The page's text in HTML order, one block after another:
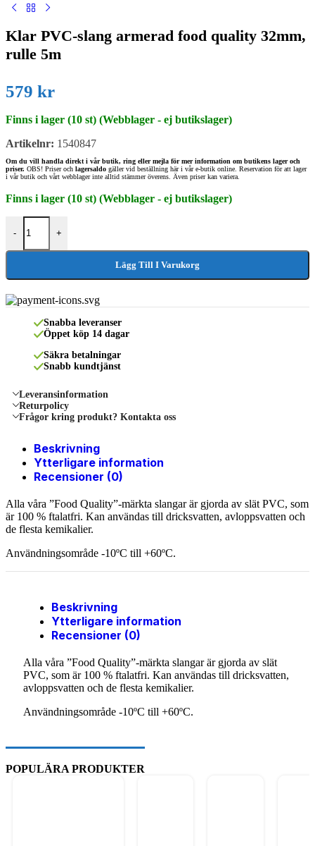
Klar PVC-slang armerad food quality 32mm,
rulle 5m
579 kr
Finns i lager (10 st) (Webblager - ej butikslager)
Artikelnr: 1540847
Om du vill handla direkt i vår butik, ring eller mejla för mer information om butikens lager och
priser. OBS! Priser och lagersaldo gäller vid beställning här i vår e-butik online. Reservation för att lager
i vår butik och vårt webblager inte alltid stämmer överens. Även priser kan variera.
Finns i lager (10 st) (Webblager - ej butikslager)
-
Klar PVC-slang armerad food quality 32mm, rulle 5m mängd
+
Lägg Till I Varukorg
Snabba leveranser
Öppet köp 14 dagar
Säkra betalningar
Snabb kundtjänst
Leveransinformation
Returpolicy
Frågor kring produkt? Kontakta oss
Beskrivning
Ytterligare information
Recensioner (0)
Alla våra ”Food Quality”-märkta slangar är gjorda av slät PVC, som
är 100 % ftalatfri. Kan användas till dricksvatten, avloppsvatten och
de flesta kemikalier.
Användningsområde -10ºC till +60ºC.
Beskrivning
Ytterligare information
Recensioner (0)
Alla våra ”Food Quality”-märkta slangar är gjorda av slät
PVC, som är 100 % ftalatfri. Kan användas till dricksvatten,
avloppsvatten och de flesta kemikalier.
Användningsområde -10ºC till +60ºC.
POPULÄRA PRODUKTER